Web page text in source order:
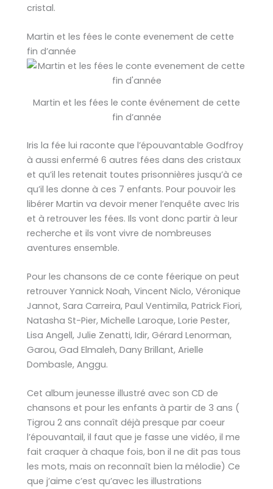
cristal.
Martin et les fées le conte evenement de cette
fin d’année
Martin et les fées le conte événement de cette
fin d’année
Iris la fée lui raconte que l’épouvantable Godfroy
à aussi enfermé 6 autres fées dans des cristaux
et qu’il les retenait toutes prisonnières jusqu’à ce
qu’il les donne à ces 7 enfants. Pour pouvoir les
libérer Martin va devoir mener l’enquête avec Iris
et à retrouver les fées. Ils vont donc partir à leur
recherche et ils vont vivre de nombreuses
aventures ensemble.
Pour les chansons de ce conte féerique on peut
retrouver Yannick Noah, Vincent Niclo, Véronique
Jannot, Sara Carreira, Paul Ventimila, Patrick Fiori,
Natasha St-Pier, Michelle Laroque, Lorie Pester,
Lisa Angell, Julie Zenatti, Idir, Gérard Lenorman,
Garou, Gad Elmaleh, Dany Brillant, Arielle
Dombasle, Anggu.
Cet album jeunesse illustré avec son CD de
chansons et pour les enfants à partir de 3 ans (
Tigrou 2 ans connaît déjà presque par coeur
l’épouvantail, il faut que je fasse une vidéo, il me
fait craquer à chaque fois, bon il ne dit pas tous
les mots, mais on reconnaît bien la mélodie) Ce
que j’aime c’est qu’avec les illustrations